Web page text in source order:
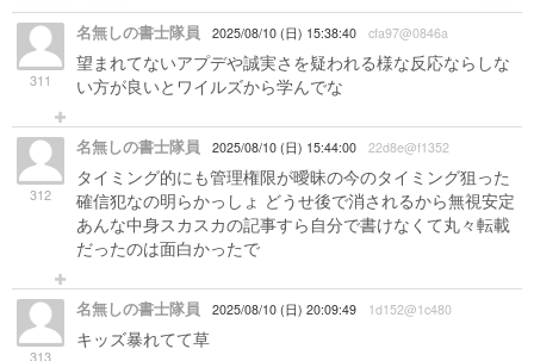
311
名無しの書士隊員 2025/08/10 (日) 15:38:40 cfa97@0846a
望まれてないアプデや誠実さを疑われる様な反応ならしな
い方が良いとワイルズから学んでな
312
名無しの書士隊員 2025/08/10 (日) 15:44:00 22d8e@f1352
タイミング的にも管理権限が曖昧の今のタイミング狙った
確信犯なの明らかっしょ どうせ後で消されるから無視安定
あんな中身スカスカの記事すら自分で書けなくて丸々転載
だったのは面白かったで
313
名無しの書士隊員 2025/08/10 (日) 20:09:49 1d152@1c480
キッズ暴れてて草